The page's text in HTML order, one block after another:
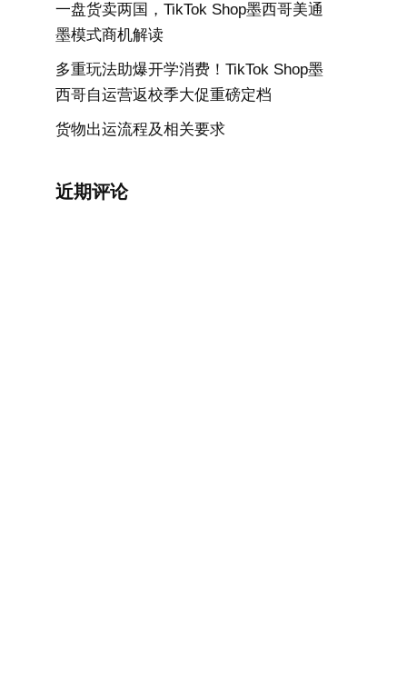
一盘货卖两国，TikTok Shop墨西哥美通
墨模式商机解读
多重玩法助爆开学消费！TikTok Shop墨
西哥自运营返校季大促重磅定档
货物出运流程及相关要求
近期评论